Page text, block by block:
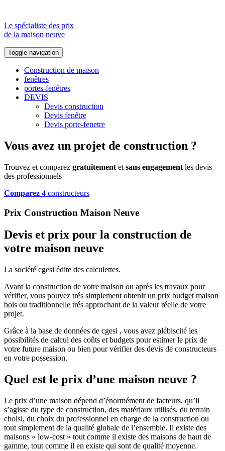
Le spécialiste des prix
de la maison neuve
Toggle navigation
Construction de maison
fenêtres
portes-fenêtres
DEVIS
Devis construction
Devis fenêtre
Devis porte-fenetre
Vous avez un projet de construction ?
Trouvez et comparez gratuitement et sans engagement les devis
des professionnels
Comparez 4 constructeurs
Prix Construction Maison Neuve
Devis et prix pour la construction de
votre maison neuve
La société cgesi édite des calculettes.
Avant la construction de votre maison ou après les travaux pour
vérifier, vous pouvez trés simplement obtenir un prix budget maison
bois ou traditionnelle trés approchant de la valeur réelle de votre
projet.
Grâce à la base de données de cgesi , vous avez plébiscité les
possibilités de calcul des coûts et budgets pour estimer le prix de
votre future maison ou bien pour vérifier des devis de constructeurs
en votre possession.
Quel est le prix d’une maison neuve ?
Le prix d’une maison dépend d’énormément de facteurs, qu’il
s’agisse du type de construction, des matériaux utilisés, du terrain
choisi, du choix du professionnel en charge de la construction ou
tout simplement de la qualité globale de l’ensemble. Il existe des
maisons « low-cost » tout comme il existe des maisons de haut de
gamme, tout comme il en existe qui sont de qualité moyenne.